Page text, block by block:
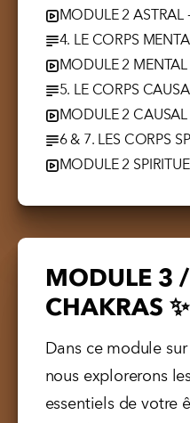
4. LE CORPS
5. LE CORPS
6 & 7. LES CORPS
MODULE 3
CHAKRAS ✨
Dans ce module
nous explorerons
essentiels de votre